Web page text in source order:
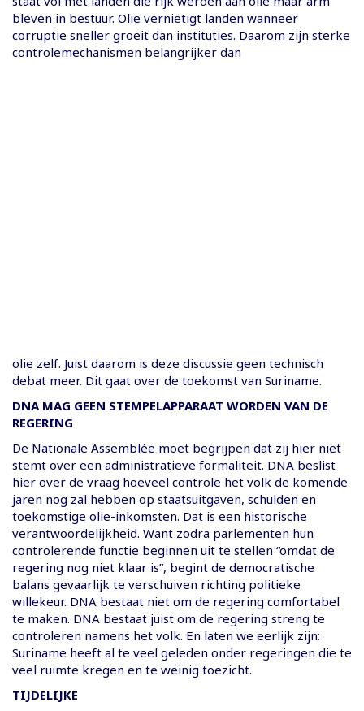
bleven in bestuur. Olie vernietigt landen wanneer
corruptie sneller groeit dan instituties. Daarom zijn sterke
controlemechanismen belangrijker dan
olie zelf. Juist daarom is deze discussie geen technisch
debat meer. Dit gaat over de toekomst van Suriname.
DNA MAG GEEN STEMPELAPPARAAT WORDEN VAN DE
REGERING
De Nationale Assemblée moet begrijpen dat zij hier niet
stemt over een administratieve formaliteit. DNA beslist
hier over de vraag hoeveel controle het volk de komende
jaren nog zal hebben op staatsuitgaven, schulden en
toekomstige olie-inkomsten. Dat is een historische
verantwoordelijkheid. Want zodra parlementen hun
controlerende functie beginnen uit te stellen “omdat de
regering nog niet klaar is”, begint de democratische
balans gevaarlijk te verschuiven richting politieke
willekeur. DNA bestaat niet om de regering comfortabel
te maken. DNA bestaat juist om de regering streng te
controleren namens het volk. En laten we eerlijk zijn:
Suriname heeft al te veel geleden onder regeringen die te
veel ruimte kregen en te weinig toezicht.
TIJDELIJKE